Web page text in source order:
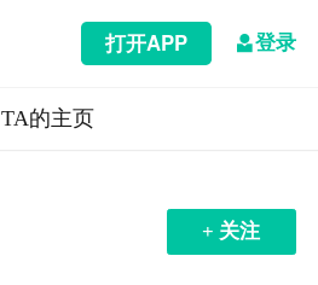
打开APP 登录
TA的主页
+ 关注